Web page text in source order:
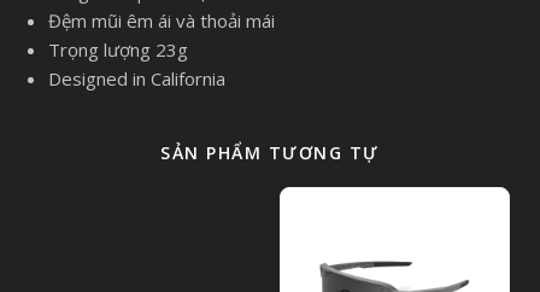
Đệm mũi êm ái và thoải mái
Trọng lượng 23g
Designed in California
SẢN PHẨM TƯƠNG TỰ